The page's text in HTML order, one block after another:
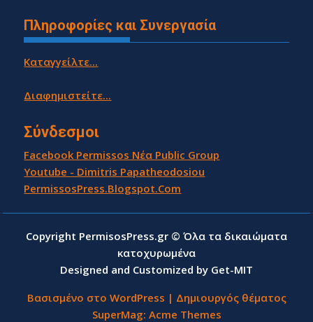
Πληροφορίες και Συνεργασία
Καταγγείλτε...
Διαφημιστείτε...
Σύνδεσμοι
Facebook Permissos Νέα Public Group
Youtube - Dimitris Papatheodosiou
PermissosPress.Blogspot.Com
Copyright PermisosPress.gr © Όλα τα δικαιώματα
κατοχυρωμένα
Designed and Customized by Get-MIT
Βασισμένο στο WordPress | Δημιουργός θέματος
SuperMag: Acme Themes